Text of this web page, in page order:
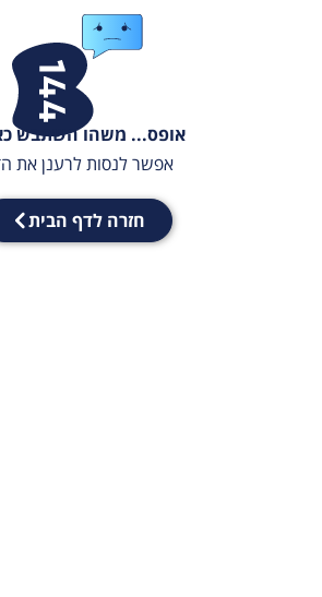
אופס... משהו השתבש
אפשר לנסות לרענן את
חזרה לדף הבית